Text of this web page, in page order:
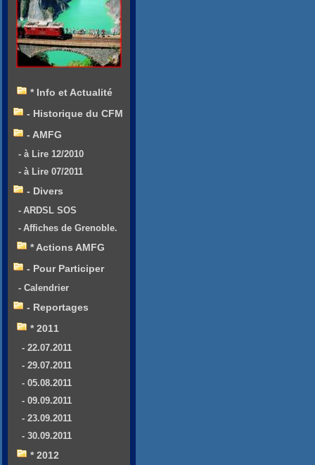
* Info et Actualité
- Historique du CFM
- AMFG
- à Lire 12/2010
- à Lire 07/2011
- Divers
- ARDSL SOS
- Affiches de Grenoble.
* Actions AMFG
- Pour Participer
- Calendrier
- Reportages
* 2011
- 22.07.2011
- 29.07.2011
- 05.08.2011
- 09.09.2011
- 23.09.2011
- 30.09.2011
* 2012